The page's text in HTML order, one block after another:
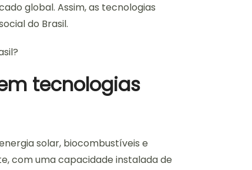
global. Assim, as tecnologias
do Brasil.
tecnologias
solar, biocombustíveis e
com uma capacidade instalada de